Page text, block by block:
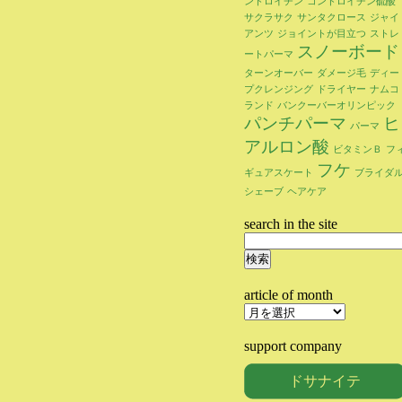
サクラサク サンタクロース
ジャイ
アンツ ジョイントが目立つ ストレ
ートパーマ スノーボード
ターンオーバー ダメージ毛 ディー
プクレンジング
ドライヤー ナムコ
ランド バンクーバーオリンピック
パンチパーマ パーマ
ヒ
アルロン酸
ビタミンＢ フ
ギュアスケート フケ ブライダ
シェーブ ヘアケア
search in the site
索:
article of month
article
month
support company
ドサナイテ